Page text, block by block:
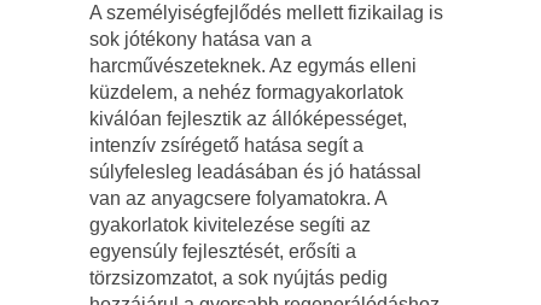
A személyiségfejlődés mellett fizikailag is
sok jótékony hatása van a
harcművészeteknek. Az egymás elleni
küzdelem, a nehéz formagyakorlatok
kiválóan fejlesztik az állóképességet,
intenzív zsírégető hatása segít a
súlyfelesleg leadásában és jó hatással
van az anyagcsere folyamatokra. A
gyakorlatok kivitelezése segíti az
egyensúly fejlesztését, erősíti a
törzsizomzatot, a sok nyújtás pedig